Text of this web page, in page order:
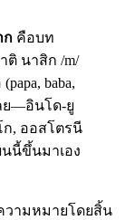
ก คือบท
ติ นาสิก /m/
baba,
ย—อินโด-ยู
ก, ออสโตรนี
นี้ขึ้นมาเอง
ามหมายโดยสิ้น